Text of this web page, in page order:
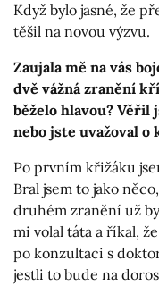
Když bylo jasné, že
těšil na novou výzvu.
Zaujala mě na vás
dvě vážná zranění
běželo hlavou? Věřil
nebo jste uvažoval o
Po prvním křižáku
Bral jsem to jako
druhém zranění už
mi volal táta a říkal,
po konzultaci s
jestli to bude na